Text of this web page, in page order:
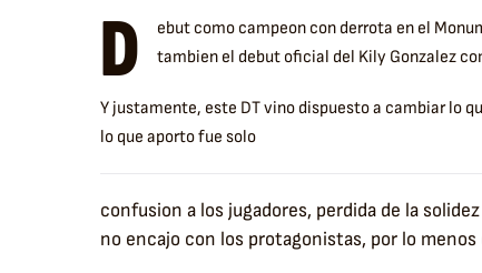
D
ebut como campeon con derrota en el
tambien el debut oficial del Kily Gonzalez
Y justamente, este DT vino dispuesto a cambiar lo
lo que aporto fue solo
confusion a los jugadores, perdida de la
no encajo con los protagonistas, por lo